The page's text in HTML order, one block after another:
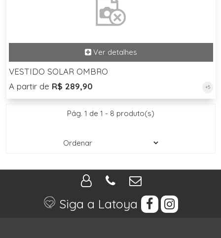
VESTIDO SOLAR OMBRO
A partir de R$ 289,90 +5
Pág. 1 de 1 - 8 produto(s)
Siga a Latoya